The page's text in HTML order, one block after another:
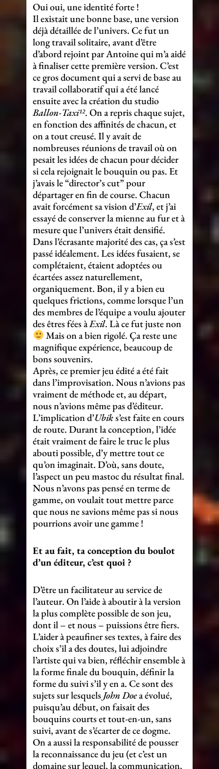
Oui oui, une identité forte !
Il existait une bonne base, une version
déjà détaillée de l’univers. Ce fut un
long travail solitaire, avant d’être
d’abord rejoint par Antoine qui m’a aidé
à finaliser cette première version. C’est
ce gros document qui a servi de base au
travail collaboratif qui a été lancé
ensuite avec la création du studio
Ballon-Taxi¹². On a repris chaque sujet,
en fonction des affinités de chacun, et
on a tout creusé. Il y avait de
nombreuses réunions de travail où on
pesait les idées de chacun pour décider
si cela rejoignait le bouquin ou pas. Et
j’avais le “director’s cut” pour
départager en fin de course. Chacun
avait forcément sa vision d’Exil, et j’ai
essayé de conserver la mienne au fur et à
mesure que l’univers était densifié.
Dans l’écrasante majorité des cas, ça s’est
passé idéalement. Les idées fusaient, se
complétaient, étaient adoptées ou
écartées assez naturellement,
organiquement. Bon, il y a bien eu
quelques frictions, comme lorsque l’un
des membres de l’équipe a voulu ajouter
des êtres fées àExil. Là ce fut juste non
Mais on a bien rigolé. Ça reste une
magnifique expérience, beaucoup de
bons souvenirs.
Après, ce premier jeu édité a été fait
dans l’improvisation. Nous n’avions pas
vraiment de méthode et, au départ,
nous n’avions même pas d’éditeur.
L’implication d’Ubiks’est faite en cours
de route. Durant la conception, l’idée
était vraiment de faire le truc le plus
abouti possible, d’y mettre tout ce
qu’on imaginait. D’où, sans doute,
l’aspect un peu mastoc du résultat final.
Nous n’avons pas pensé en terme de
gamme, on voulait tout mettre parce
que nous ne savions même pas si nous
pourrions avoir une gamme !
Et au fait, ta conception du boulot
d’un éditeur, c’est quoi ?
D’être un facilitateur au service de
l’auteur. On l’aide à aboutir à la version
la plus complète possible de son jeu,
dont il – et nous – puissions être fiers.
L’aider à peaufiner ses textes, à faire des
choix s’il a des doutes, lui adjoindre
l’artiste qui va bien, réfléchir ensemble à
la forme finale du bouquin, définir la
forme du suivi s’il y en a. Ce sont des
sujets sur lesquels John Doea évolué,
puisqu’au début, on faisait des
bouquins courts et tout-en-un, sans
suivi, avant de s’écarter de ce dogme.
On a aussi la responsabilité de pousser
la reconnaissance du jeu (et c’est un
domaine sur lequel, la communication,